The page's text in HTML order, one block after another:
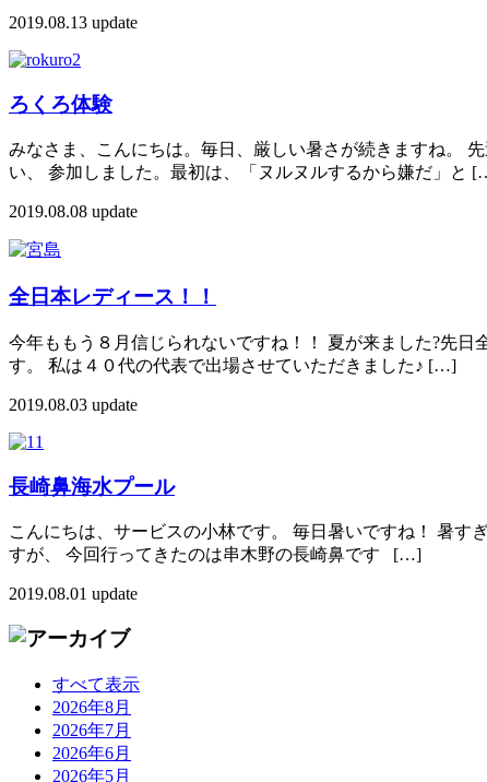
2019.08.13 update
ろくろ体験
みなさま、こんにちは。毎日、厳しい暑さが続きますね。
い、 参加しました。最初は、「ヌルヌルするから嫌だ」と
2019.08.08 update
全日本レディース！！
今年ももう８月信じられないですね！！ 夏が来ました?先
す。 私は４０代の代表で出場させていただきました♪ […]
2019.08.03 update
長崎鼻海水プール
こんにちは、サービスの小林です。 毎日暑いですね！ 暑
すが、 今回行ってきたのは串木野の長崎鼻です […]
2019.08.01 update
すべて表示
2026年8月
2026年7月
2026年6月
2026年5月